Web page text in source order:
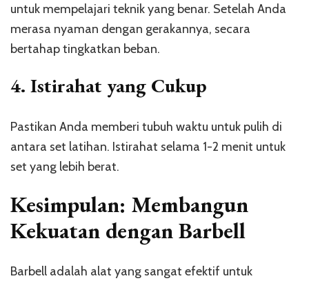
untuk mempelajari teknik yang benar. Setelah Anda
merasa nyaman dengan gerakannya, secara
bertahap tingkatkan beban.
4. Istirahat yang Cukup
Pastikan Anda memberi tubuh waktu untuk pulih di
antara set latihan. Istirahat selama 1-2 menit untuk
set yang lebih berat.
Kesimpulan: Membangun
Kekuatan dengan Barbell
Barbell adalah alat yang sangat efektif untuk